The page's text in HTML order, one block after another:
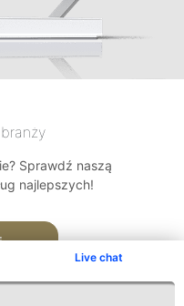
Live chat
Sprawdź naszą
najlepszych!